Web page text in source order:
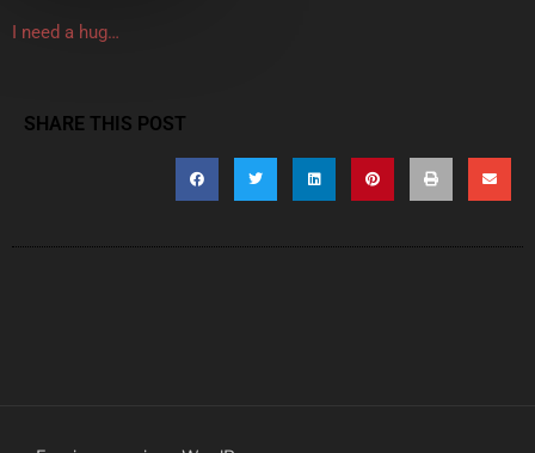
I need a hug…
SHARE THIS POST